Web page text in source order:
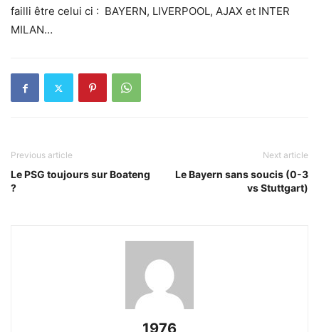
failli être celui ci : BAYERN, LIVERPOOL, AJAX et INTER
MILAN…
Previous article
Le PSG toujours sur Boateng
?
Next article
Le Bayern sans soucis (0-3
vs Stuttgart)
1976